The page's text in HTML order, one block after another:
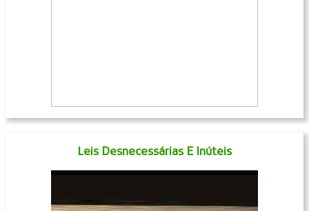
Leis Desnecessárias E Inúteis